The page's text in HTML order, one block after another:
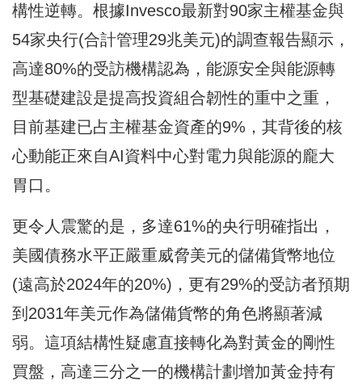
構性逆轉。根據Invesco最新對90家主權基金與
54家央行(合計管理29兆美元)的調查報告顯示，
高達80%的受訪機構認為，能源安全與能源轉
型基礎建設是提高投資組合韌性的重中之重，
目前基建已占主權基金資產的9%，其背後的核
心動能正來自AI資料中心對電力與能源的龐大
胃口。
更令人震驚的是，多達61%的央行明確指出，
美國債務水平正嚴重威脅美元的儲備貨幣地位
(遠高於2024年的20%)，更有29%的受訪者預期
到2031年美元作為儲備貨幣的角色將顯著減
弱。這項結構性疑慮直接轉化為對黃金的剛性
買盤，高達三分之一的機構計劃增加黃金持有